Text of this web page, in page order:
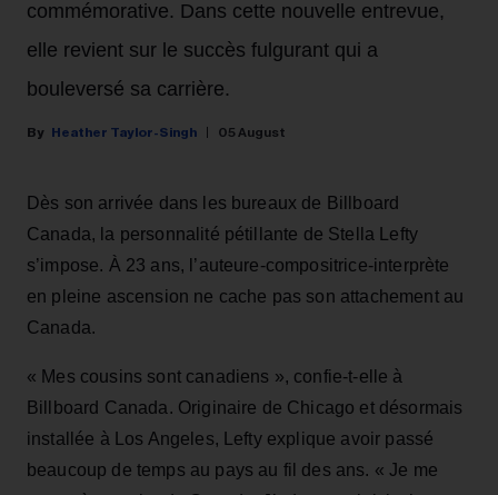
commémorative. Dans cette nouvelle entrevue,
elle revient sur le succès fulgurant qui a
bouleversé sa carrière.
Heather Taylor-Singh 05 August
Dès son arrivée dans les bureaux de Billboard
Canada, la personnalité pétillante de Stella Lefty
s’impose. À 23 ans, l’auteure-compositrice-interprète
en pleine ascension ne cache pas son attachement au
Canada.
« Mes cousins sont canadiens », confie-t-elle à
Billboard Canada. Originaire de Chicago et désormais
installée à Los Angeles, Lefty explique avoir passé
beaucoup de temps au pays au fil des ans. « Je me